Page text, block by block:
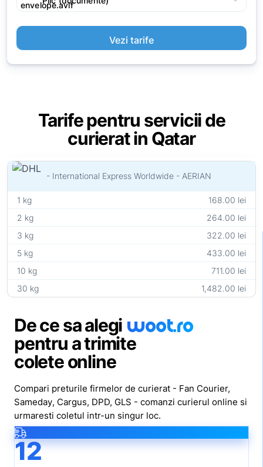
Vezi tarife
Tarife pentru servicii de
curierat in Qatar
- International Express Worldwide - AERIAN
1 kg
168.00 lei
2 kg
264.00 lei
3 kg
322.00 lei
5 kg
433.00 lei
10 kg
711.00 lei
30 kg
1,482.00 lei
De ce sa alegi woot.ro
pentru a trimite
colete online
Compari preturile firmelor de curierat - Fan Courier,
Sameday, Cargus, DPD, GLS - comanzi curierul online si
urmaresti coletul intr-un singur loc.
12